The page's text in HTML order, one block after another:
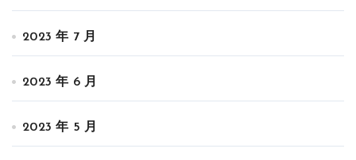
2023 年 7 月
2023 年 6 月
2023 年 5 月